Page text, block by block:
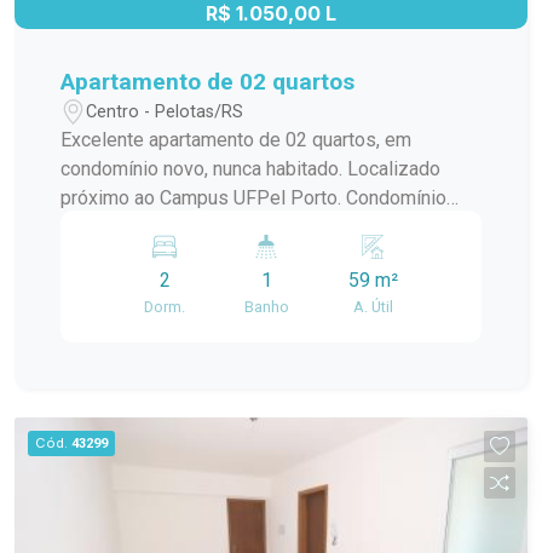
R$ 1.050,00 L
Apartamento de 02 quartos
Centro - Pelotas/RS
Excelente apartamento de 02 quartos, em
condomínio novo, nunca habitado. Localizado
próximo ao Campus UFPel Porto. Condomínio
câmeras, bombas d`agua, portaria e elevador.
OBS.: Vaga de garagem opcional com valor
adicional de R$250,00.
2
Dorm.
1
Banho
59 m²
A. Útil
Cód. 43299